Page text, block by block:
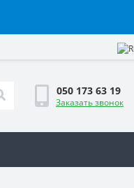
050 173 63 19
Заказать звонок